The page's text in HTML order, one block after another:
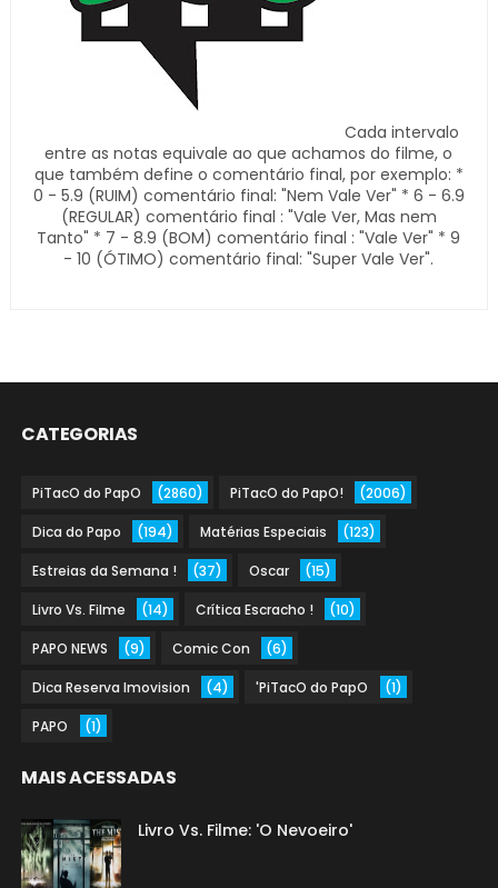
Cada intervalo
entre as notas equivale ao que achamos do filme, o
que também define o comentário final, por exemplo: *
0 - 5.9 (RUIM) comentário final: "Nem Vale Ver" * 6 - 6.9
(REGULAR) comentário final : "Vale Ver, Mas nem
Tanto" * 7 - 8.9 (BOM) comentário final : "Vale Ver" * 9
- 10 (ÓTIMO) comentário final: "Super Vale Ver".
CATEGORIAS
PiTacO do PapO (2860) PiTacO do PapO! (2006)
Dica do Papo (194) Matérias Especiais (123)
Estreias da Semana ! (37) Oscar (15)
Livro Vs. Filme (14) Crítica Escracho ! (10)
PAPO NEWS (9) Comic Con (6)
Dica Reserva Imovision (4) 'PiTacO do PapO (1)
PAPO (1)
MAIS ACESSADAS
Livro Vs. Filme: 'O Nevoeiro'